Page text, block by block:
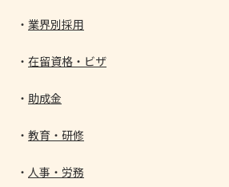
業界別採用
在留資格・ビザ
助成金
教育・研修
人事・労務